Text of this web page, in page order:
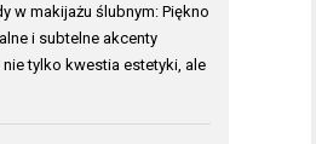
w makijażu ślubnym: Piękno
i subtelne akcenty
tylko kwestia estetyki, ale